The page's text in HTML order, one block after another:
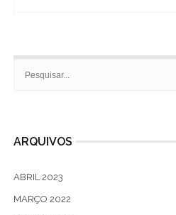
ARQUIVOS
ABRIL 2023
MARÇO 2022